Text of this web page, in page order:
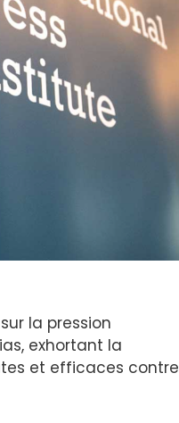
la pression
exhortant la
et efficaces contre